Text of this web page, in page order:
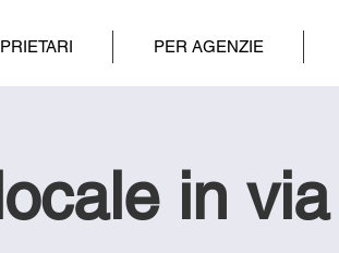
PER AGENZIE
in